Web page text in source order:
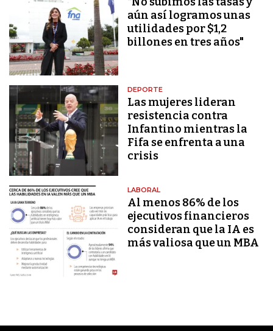
aún así logramos unas
utilidades por $1,2
billones en tres años"
DEPORTE
Las mujeres lideran
resistencia contra
Infantino mientras la
Fifa se enfrenta a una
crisis
LABORAL
Al menos 86% de los
ejecutivos financieros
consideran que la IA es
más valiosa que un MBA